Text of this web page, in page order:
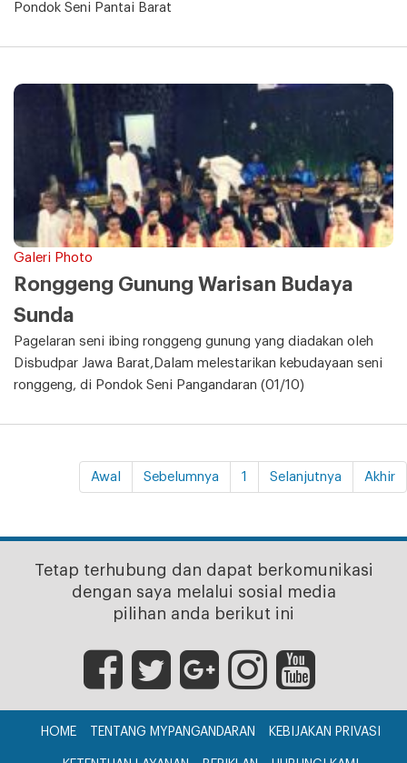
Pondok Seni Pantai Barat
Galeri Photo
Ronggeng Gunung Warisan Budaya
Sunda
Pagelaran seni ibing ronggeng gunung yang diadakan oleh
Disbudpar Jawa Barat,Dalam melestarikan kebudayaan seni
ronggeng, di Pondok Seni Pangandaran (01/10)
Awal Sebelumnya 1 Selanjutnya Akhir
Tetap terhubung dan dapat berkomunikasi
dengan saya melalui sosial media
pilihan anda berikut ini
HOME TENTANG MYPANGANDARAN KEBIJAKAN PRIVASI